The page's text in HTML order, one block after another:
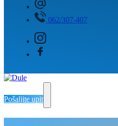
062/307-407
Pošaljite upit